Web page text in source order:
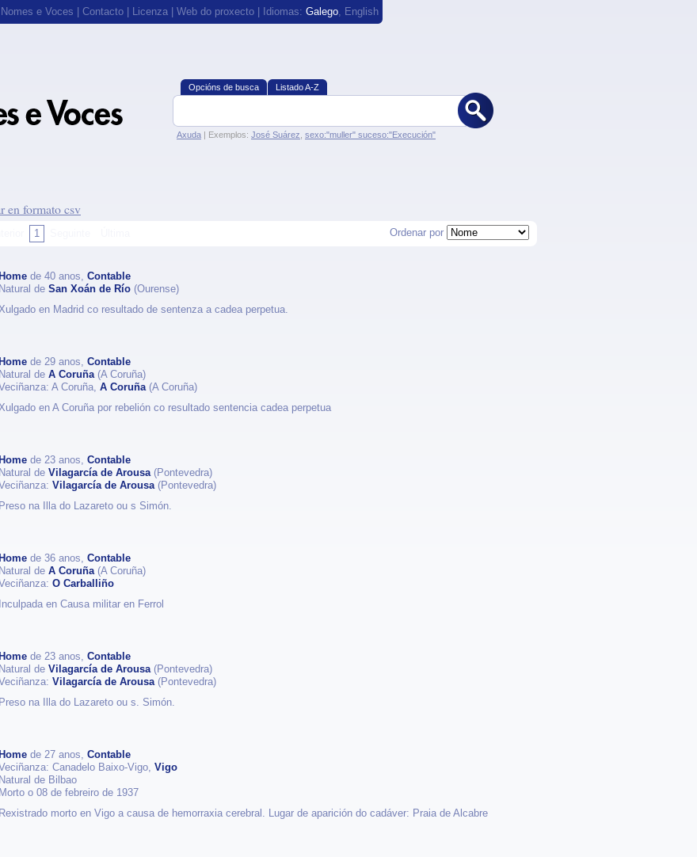
e Voces Contacto Licenza Web do proxecto | Idiomas: Galego, English
Opcións de busca Listado A-Z
Axuda | Exemplos: José Suárez sexo:"muller" suceso:"Execución"
en formato csv
Ordenar por
1
Home de 40 anos, Contable
Natural de San Xoán de Río (Ourense)
en Madrid co resultado de sentenza a cadea perpetua.
Home de 29 anos, Contable
Natural de A Coruña(A Coruña)
A Coruña, A Coruña(A Coruña)
en A Coruña por rebelión co resultado sentencia cadea perpetua
Home de 23 anos, Contable
Natural de Vilagarcía de Arousa(Pontevedra)
Vilagarcía de Arousa(Pontevedra)
Preso na Illa do Lazareto ou s Simón.
Home de 36 anos, Contable
Natural de A Coruña(A Coruña)
O Carballiño
Inculpada en Causa militar en Ferrol
Home de 23 anos, Contable
Natural de Vilagarcía de Arousa(Pontevedra)
Vilagarcía de Arousa(Pontevedra)
Preso na Illa do Lazareto ou s. Simón.
Home de 27 anos, Contable
Canadelo Baixo-Vigo, Vigo
Natural de Bilbao
Morto o 08 de febreiro de 1937
Rexistrado morto en Vigo a causa de hemorraxia cerebral. Lugar de aparición do cadáver: Praia de Alcabre